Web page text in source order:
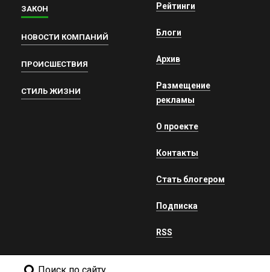
ЗАКОН
НОВОСТИ КОМПАНИЙ
ПРОИСШЕСТВИЯ
СТИЛЬ ЖИЗНИ
Рейтинги
Блоги
Архив
Размещение
рекламы
О проекте
Контакты
Стать блогером
Подписка
RSS